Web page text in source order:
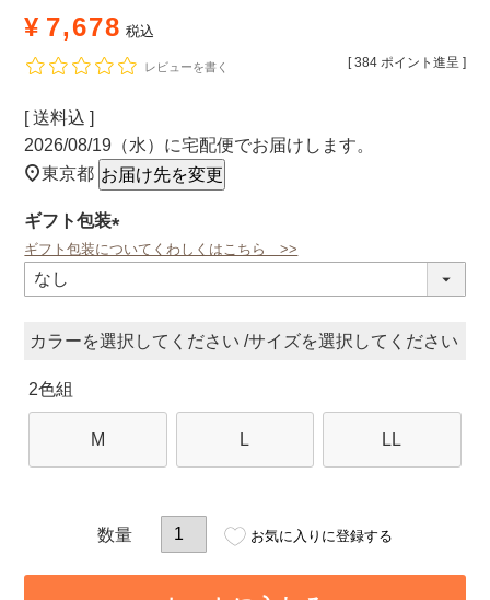
¥ 7,678 税込
[ 384 ポイント進呈 ]
レビューを書く
送料込
2026/08/19（水） に宅配便でお届けします。
東京都 お届け先を変更
ギフト包装
(必
ギフト包装についてくわしくはこちら >>
カラー サイズ
2色組
M L LL
お気に入りに登録する